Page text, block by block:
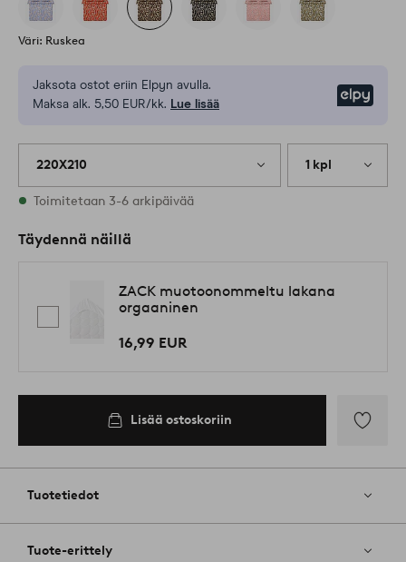
Väri: Ruskea
Jaksota ostot eriin Elpyn avulla.
Maksa alk. 5,50 EUR/kk. Lue lisää
220X210 1 kpl
Varastossa
Toimitetaan 3-6 arkipäivää
Täydennä näillä
ZACK muotoonommeltu lakana
orgaaninen
16,99 EUR
Lisää ostoskoriin
Tuotetiedot
Tuote-erittely